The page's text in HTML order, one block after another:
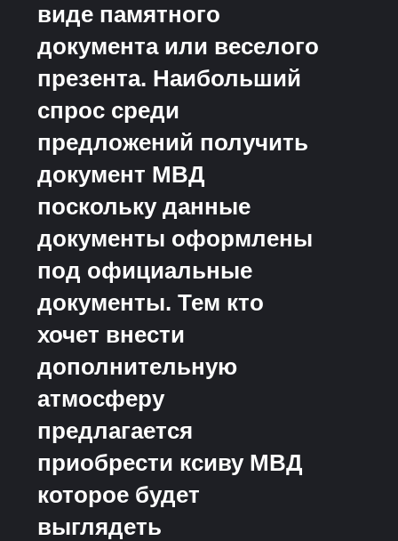
виде памятного
документа или веселого
презента. Наибольший
спрос среди
предложений получить
документ МВД
поскольку данные
документы оформлены
под официальные
документы. Тем кто
хочет внести
дополнительную
атмосферу
предлагается
приобрести ксиву МВД
которое будет
выглядеть